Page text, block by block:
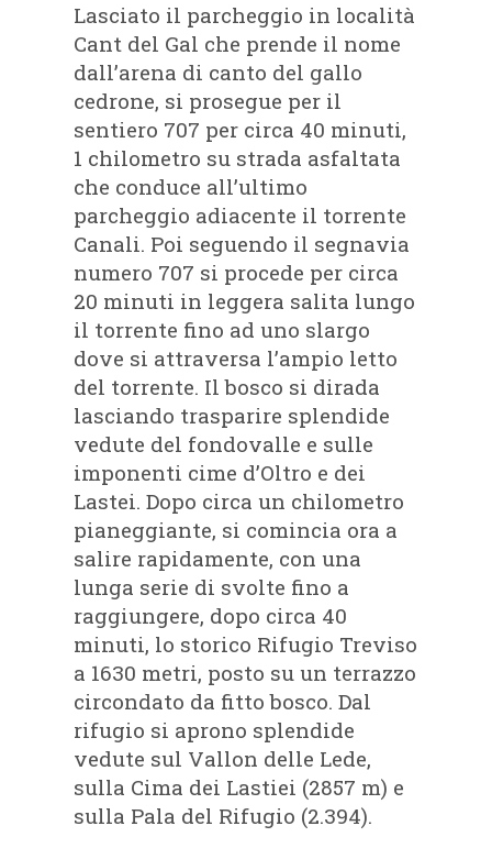
Lasciato il parcheggio in località
Cant del Gal che prende il nome
dall’arena di canto del gallo
cedrone, si prosegue per il
sentiero 707 per circa 40 minuti,
1 chilometro su strada asfaltata
che conduce all’ultimo
parcheggio adiacente il torrente
Canali. Poi seguendo il segnavia
numero 707 si procede per circa
20 minuti in leggera salita lungo
il torrente fino ad uno slargo
dove si attraversa l’ampio letto
del torrente. Il bosco si dirada
lasciando trasparire splendide
vedute del fondovalle e sulle
imponenti cime d’Oltro e dei
Lastei. Dopo circa un chilometro
pianeggiante, si comincia ora a
salire rapidamente, con una
lunga serie di svolte fino a
raggiungere, dopo circa 40
minuti, lo storico Rifugio Treviso
a 1630 metri, posto su un terrazzo
circondato da fitto bosco. Dal
rifugio si aprono splendide
vedute sul Vallon delle Lede,
sulla Cima dei Lastiei (2857 m) e
sulla Pala del Rifugio (2.394).